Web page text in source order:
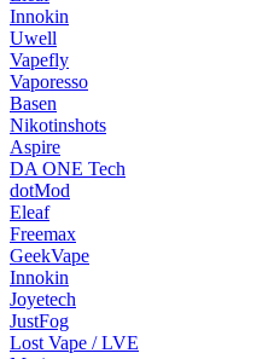
Innokin
Uwell
Vapefly
Vaporesso
Basen
Nikotinshots
Aspire
DA ONE Tech
dotMod
Eleaf
Freemax
GeekVape
Innokin
Joyetech
JustFog
Lost Vape / LVE